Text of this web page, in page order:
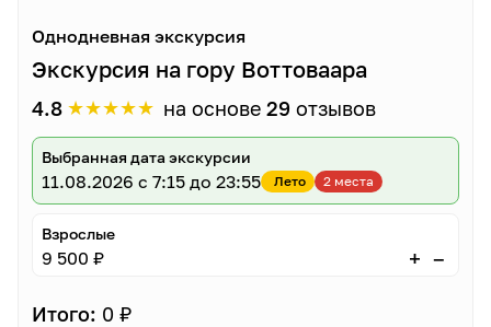
Однодневная экскурсия
Экскурсия на гору Воттоваара
4.8 ★★★★★ на основе 29 отзывов
Выбранная дата экскурсии
11.08.2026 с 7:15 до 23:55 Лето 2 места
Взрослые
9 500 ₽ + –
Итого: 0 ₽